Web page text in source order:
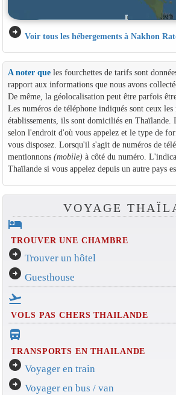
arrow_circle_right Voir tous les hébergements à Nakhon
A noter queles fourchettes de tarifs sont
rapport aux informations que nous avons
De même, la géolocalisation peut être parfois
Les numéros de téléphone indiqués sont ceux les
établissements, ils sont domiciliés en Thaïlande.
selon l'endroit d'où vous appelez et le type de
vous disposez. Lorsqu'il s'agit de numéros de
mentionnons (mobile)à côté du numéro.
Thaïlande si vous appelez depuis un autre pays
VOYAGE
hotel
TROUVER UNE CHAMBRE
arrow_circle_right Trouver un hôtel
arrow_circle_right Guesthouse
flight_takeoff
VOLS PAS CHERS THAILANDE
directions_bus_filled
TRANSPORTS EN THAILANDE
arrow_circle_right Voyager en train
arrow_circle_right Voyager en bus / van